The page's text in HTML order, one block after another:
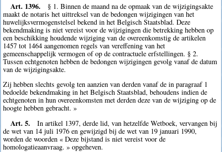
Art. 1396.
§ 1. Binnen de maand na de opmaak van de wijzigingsakte
maakt de notaris het uittreksel van de bedongen wijzigingen van het
huwelijksvermogenstelsel bekend in het Belgisch Staatsblad. Deze
bekendmaking is niet vereist voor de wijzigingen die betrekking hebben op
een beschikking houdende wijziging van de overeenkomstig de artikelen
1457 tot 1464 aangenomen regels van vereffening van het
gemeenschappelijk vermogen of op de contractuele erfstellingen. § 2.
Tussen echtgenoten hebben de bedongen wijzigingen gevolg vanaf de datum
van de wijzigingsakte.
Zij hebben slechts gevolg ten aanzien van derden vanaf de in paragraaf 1
bedoelde bekendmaking in het Belgisch Staatsblad, behoudens indien de
echtgenoten in hun overeenkomsten met derden deze van de wijziging op de
hoogte hebben gebracht. »
Art. 5.
In artikel 1397, derde lid, van hetzelfde Wetboek, vervangen bij
de wet van 14 juli 1976 en gewijzigd bij de wet van 19 januari 1990,
worden de woorden « Deze bijstand is niet vereist voor de
homologatieaanvraag. » opgeheven.